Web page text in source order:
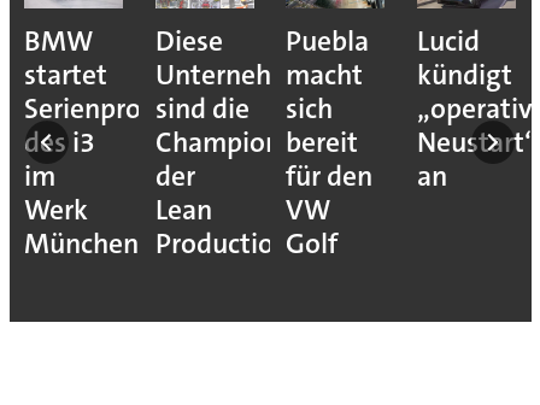
BMW
startet
Serienproduktion
des i3
im
Werk
München
Diese
Unternehmen
sind die
Champions
der
Lean
Production
Puebla
macht
sich
bereit
für den
VW
Golf
Lucid
kündigt
Neustart“
an